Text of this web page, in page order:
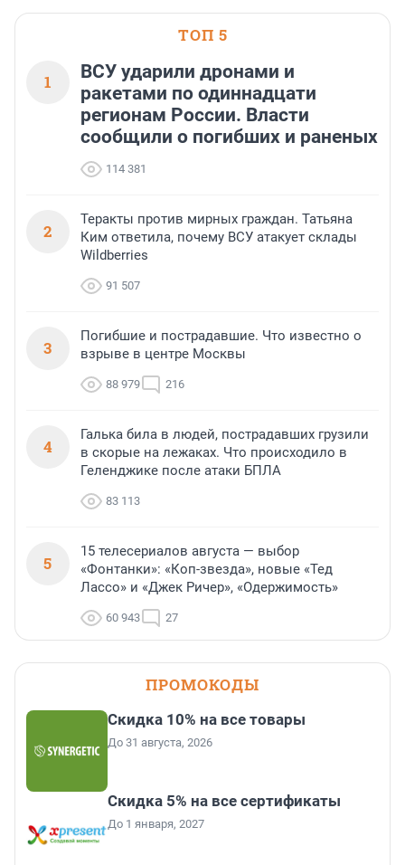
ТОП 5
1
ВСУ ударили дронами и
ракетами по одиннадцати
регионам России. Власти
сообщили о погибших и раненых
114 381
2
Теракты против мирных граждан. Татьяна
Ким ответила, почему ВСУ атакует склады
Wildberries
91 507
3
Погибшие и пострадавшие. Что известно о
взрыве в центре Москвы
88 979 216
4
Галька била в людей, пострадавших грузили
в скорые на лежаках. Что происходило в
Геленджике после атаки БПЛА
83 113
5
15 телесериалов августа — выбор
«Фонтанки»: «Коп-звезда», новые «Тед
Лассо» и «Джек Ричер», «Одержимость»
60 943 27
ПРОМОКОДЫ
Скидка 10% на все товары
До 31 августа, 2026
Скидка 5% на все сертификаты
До 1 января, 2027